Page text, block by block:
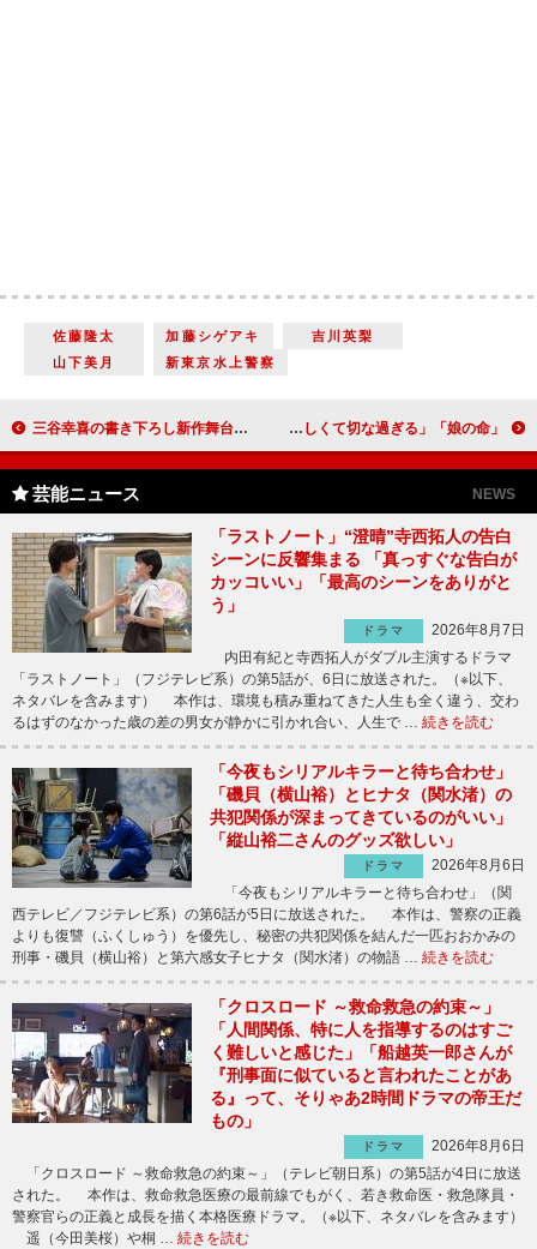
佐藤隆太 加藤シゲアキ
吉川英梨
山下美月
新東京水上警察
三⾕幸喜の書き下ろし新作舞台「いのこりぐみ」 ⼩栗旬主演、菊地凛⼦ら共演で2026年1⽉上演決定 「娘の命」55歳の“篠原玲子”水野美紀が25歳に全身整形 「開始5分で胸がえぐられた」「悲しくて切な過ぎる」
芸能ニュース NEWS
「ラストノート」“澄晴”寺西拓人の告白
シーンに反響集まる 「真っすぐな告白が
カッコいい」「最高のシーンをありがと
う」
ドラマ
2026年8月7日
内田有紀と寺西拓人がダブル主演するドラマ
「ラストノート」（フジテレビ系）の第5話が、6日に放送された。（※以下、
ネタバレを含みます） 本作は、環境も積み重ねてきた人生も全く違う、交わ
るはずのなかった歳の差の男女が静かに引かれ合い、人生で … 続きを読む
「今夜もシリアルキラーと待ち合わせ」
「磯貝（横山裕）とヒナタ（関水渚）の
共犯関係が深まってきているのがいい」
「縦山裕二さんのグッズ欲しい」
ドラマ
2026年8月6日
「今夜もシリアルキラーと待ち合わせ」（関
西テレビ／フジテレビ系）の第6話が5日に放送された。 本作は、警察の正義
よりも復讐（ふくしゅう）を優先し、秘密の共犯関係を結んだ一匹おおかみの
刑事・磯貝（横山裕）と第六感女子ヒナタ（関水渚）の物語 … 続きを読む
「クロスロード ～救命救急の約束～」
「人間関係、特に人を指導するのはすご
く難しいと感じた」「船越英一郎さんが
『刑事面に似ていると言われたことがあ
る』って、そりゃあ2時間ドラマの帝王だ
もの」
ドラマ
2026年8月6日
「クロスロード ～救命救急の約束～」（テレビ朝日系）の第5話が4日に放送
された。 本作は、救命救急医療の最前線でもがく、若き救命医・救急隊員・
警察官らの正義と成長を描く本格医療ドラマ。（※以下、ネタバレを含みます）
遥（今田美桜）や桐 … 続きを読む